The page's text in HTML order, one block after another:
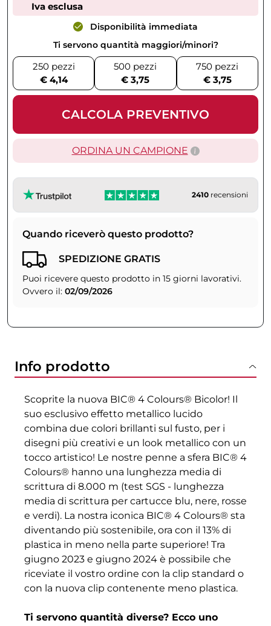
Iva esclusa
Disponibilità immediata
Ti servono quantità maggiori/minori?
250 pezzi
€ 4,14
500 pezzi
€ 3,75
750 pezzi
€ 3,75
CALCOLA PREVENTIVO
ORDINA UN CAMPIONE
2410 recensioni
Quando riceverò questo prodotto?
SPEDIZIONE GRATIS
Puoi ricevere questo prodotto in 15 giorni lavorativi.
Ovvero il: 02/09/2026
Info prodotto
Scoprite la nuova BIC® 4 Colours® Bicolor! Il
suo esclusivo effetto metallico lucido
combina due colori brillanti sul fusto, per i
disegni più creativi e un look metallico con un
tocco artistico! Le nostre penne a sfera BIC® 4
Colours® hanno una lunghezza media di
scrittura di 8.000 m (test SGS - lunghezza
media di scrittura per cartucce blu, nere, rosse
e verdi). La nostra iconica BIC® 4 Colours® sta
diventando più sostenibile, ora con il 13% di
plastica in meno nella parte superiore! Tra
giugno 2023 e giugno 2024 è possibile che
riceviate il vostro ordine con la clip standard o
con la nuova clip contenente meno plastica.
Ti servono quantità diverse? Ecco uno